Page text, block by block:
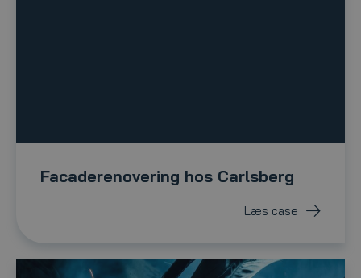
Facaderenovering hos Carlsberg
Læs case